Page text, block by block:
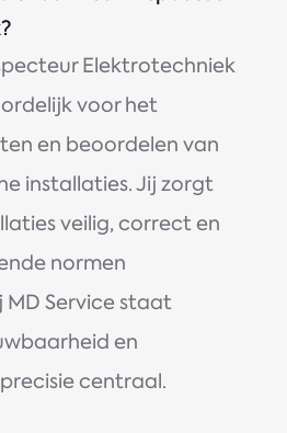
Elektrotechniek
voor het
en beoordelen van
installaties. Jij zorgt
veilig, correct en
normen
Service staat
en
centraal.